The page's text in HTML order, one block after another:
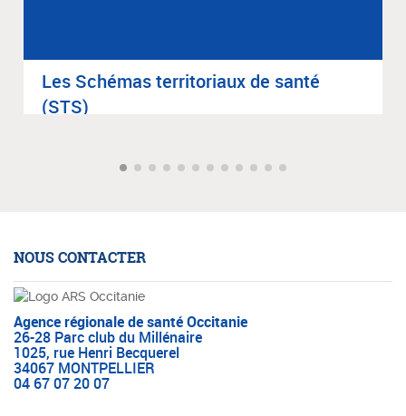
Les Sché­mas ter­ri­to­riaux de santé
(STS)
NOUS CONTACTER
Agence régionale de santé Occitanie
26-28 Parc club du Millénaire
1025, rue Henri Becquerel
34067 MONTPELLIER
04 67 07 20 07